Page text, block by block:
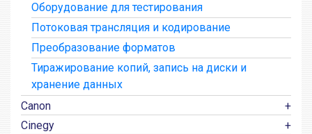
Оборудование для тестирования
Потоковая трансляция и кодирование
Преобразование форматов
Тиражирование копий, запись на диски и
хранение данных
Canon
Cinegy